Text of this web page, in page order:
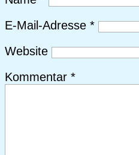
E-Mail-Adresse *
Website
Kommentar *